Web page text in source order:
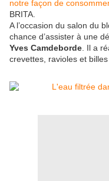
notre façon de consommer
BRITA.
A l’occasion du salon du
chance d’assister à une
Yves Camdeborde . Il a
crevettes, ravioles et billes